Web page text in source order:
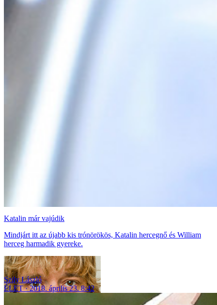
Katalin már vajúdik
Mindjárt itt az újabb kis trónörökös, Katalin hercegnő és William
herceg harmadik gyereke.
Szily László
ÉLET
2018. április 23. 8:42